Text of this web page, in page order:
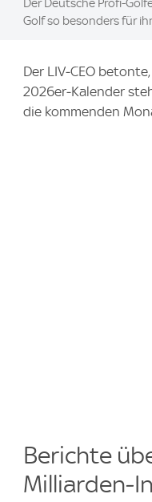
Der Deutsche Profi-
Golf so besonders für
Der LIV‑CEO
2026er‑Kalender
die kommenden
Berichte